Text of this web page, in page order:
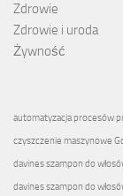
Zdrowie
Zdrowie i uroda
Żywność
automatyzacja procesów
czyszczenie maszynowe
davines szampon do
davines szampon do